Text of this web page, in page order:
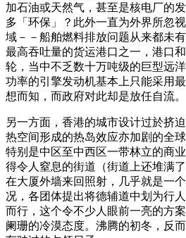
加石油或天然气，甚至是核电厂的
多「环保」？此外一直为外界所忽
域－－船舶燃料排放问题从来都未
最高吞吐量的货运港口之一，港口
轮，当中不乏数十万吨级的巨型远
功率的引擎发动机基本上只能采用
想而知，而政府对此却是放任自流。
另一方面，香港的城市设计过於挤
热空间形成的热岛效应亦加剧的全
特别是中区至中西区一带林立的商
得令人窒息的街道（街道上还堆满
在大厦外墙来回照射，几乎就是一
况，各团体提出将德辅道中划为行
而行，这个令不少人眼前一亮的方
阑珊的冷漠态度。沸腾的初冬，反